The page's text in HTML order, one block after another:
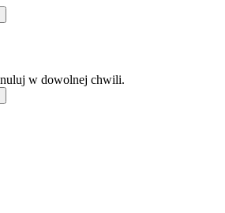
w dowolnej chwili.